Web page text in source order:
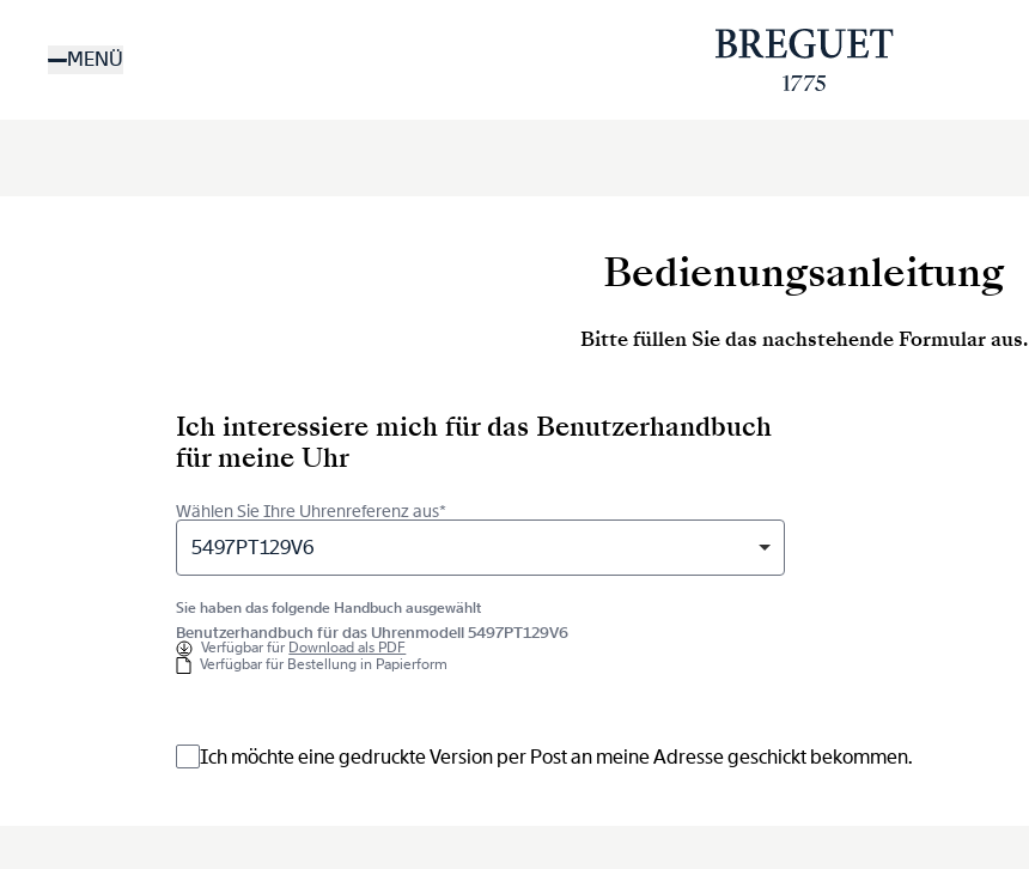
MENÜ
Bedienungsanleitung
Bitte füllen Sie das nachstehende Formular aus.
Ich interessiere mich für das Benutzerhandbuch
für meine Uhr
Wählen Sie Ihre Uhrenreferenz aus*
5497PT129V6
Sie haben das folgende Handbuch ausgewählt
Benutzerhandbuch für das Uhrenmodell 5497PT129V6
Verfügbar für Download als PDF
Verfügbar für Bestellung in Papierform
Ich möchte eine gedruckte Version per Post an meine Adresse geschickt bekommen.